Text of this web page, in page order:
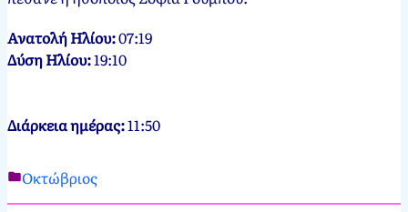
Ανατολή Ηλίου:07:19
Δύση Ηλίου:19:10
Διάρκεια ημέρας:11:50
Νεκτάριος
1
Οκτώβριος